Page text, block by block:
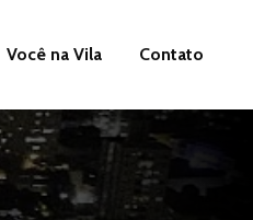
Você na Vila Contato